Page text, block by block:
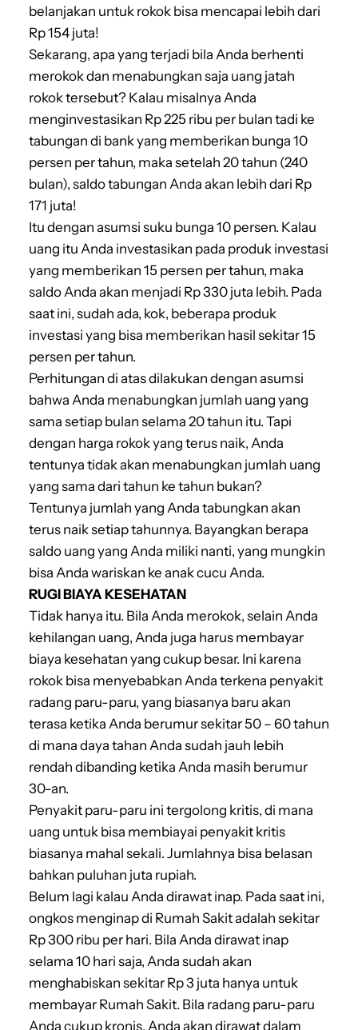
belanjakan untuk rokok bisa mencapai lebih dari
Rp 154 juta!
Sekarang, apa yang terjadi bila Anda berhenti
merokok dan menabungkan saja uang jatah
rokok tersebut? Kalau misalnya Anda
menginvestasikan Rp 225 ribu per bulan tadi ke
tabungan di bank yang memberikan bunga 10
persen per tahun, maka setelah 20 tahun (240
bulan), saldo tabungan Anda akan lebih dari Rp
171 juta!
Itu dengan asumsi suku bunga 10 persen. Kalau
uang itu Anda investasikan pada produk investasi
yang memberikan 15 persen per tahun, maka
saldo Anda akan menjadi Rp 330 juta lebih. Pada
saat ini, sudah ada, kok, beberapa produk
investasi yang bisa memberikan hasil sekitar 15
persen per tahun.
Perhitungan di atas dilakukan dengan asumsi
bahwa Anda menabungkan jumlah uang yang
sama setiap bulan selama 20 tahun itu. Tapi
dengan harga rokok yang terus naik, Anda
tentunya tidak akan menabungkan jumlah uang
yang sama dari tahun ke tahun bukan?
Tentunya jumlah yang Anda tabungkan akan
terus naik setiap tahunnya. Bayangkan berapa
saldo uang yang Anda miliki nanti, yang mungkin
bisa Anda wariskan ke anak cucu Anda.
RUGI BIAYA KESEHATAN
Tidak hanya itu. Bila Anda merokok, selain Anda
kehilangan uang, Anda juga harus membayar
biaya kesehatan yang cukup besar. Ini karena
rokok bisa menyebabkan Anda terkena penyakit
radang paru-paru, yang biasanya baru akan
terasa ketika Anda berumur sekitar 50 – 60 tahun
di mana daya tahan Anda sudah jauh lebih
rendah dibanding ketika Anda masih berumur
30-an.
Penyakit paru-paru ini tergolong kritis, di mana
uang untuk bisa membiayai penyakit kritis
biasanya mahal sekali. Jumlahnya bisa belasan
bahkan puluhan juta rupiah.
Belum lagi kalau Anda dirawat inap. Pada saat ini,
ongkos menginap di Rumah Sakit adalah sekitar
Rp 300 ribu per hari. Bila Anda dirawat inap
selama 10 hari saja, Anda sudah akan
menghabiskan sekitar Rp 3 juta hanya untuk
membayar Rumah Sakit. Bila radang paru-paru
Anda cukup kronis, Anda akan dirawat dalam